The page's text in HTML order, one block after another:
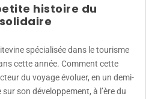
histoire du
spécialisée dans le tourisme
cette année. Comment cette
du voyage évoluer, en un demi-
son développement, à l’ère du